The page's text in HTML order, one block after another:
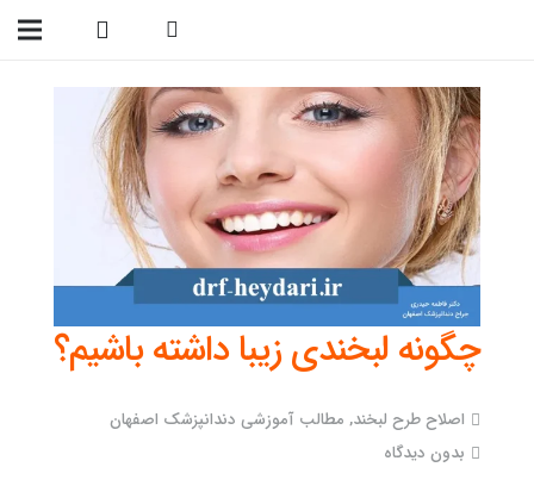
چگونه لبخندی زیبا داشته باشیم؟
اصلاح طرح لبخند, مطالب آموزشی دندانپزشک اصفهان
بدون دیدگاه